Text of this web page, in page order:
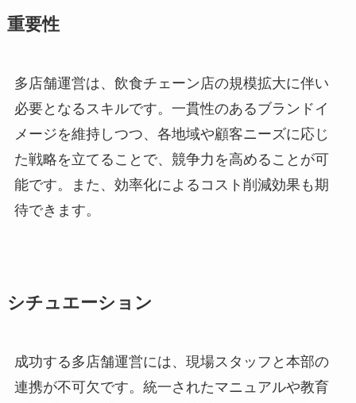
重要性
多店舗運営は、飲食チェーン店の規模拡大に伴い
必要となるスキルです。一貫性のあるブランドイ
メージを維持しつつ、各地域や顧客ニーズに応じ
た戦略を立てることで、競争力を高めることが可
能です。また、効率化によるコスト削減効果も期
待できます。
シチュエーション
成功する多店舗運営には、現場スタッフと本部の
連携が不可欠です。統一されたマニュアルや教育